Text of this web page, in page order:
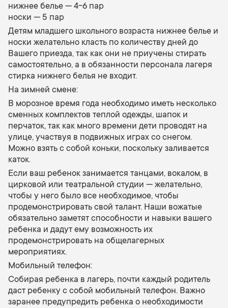
нижнее белье — 4-6 пар
носки — 5 пар
Детям младшего школьного возраста нижнее белье и
носки желательно класть по количеству дней до
Вашего приезда, так как они не приучены стирать
самостоятельно, а в обязанности персонала лагеря
стирка нижнего белья не входит.
На зимней смене:
В морозное время года необходимо иметь несколько
сменных комплектов теплой одежды, шапок и
перчаток, так как много времени дети проводят на
улице, участвуя в подвижных играх со снегом.
Можно взять с собой коньки, поскольку заливается
каток.
Если ваш ребенок занимается танцами, вокалом, в
цирковой или театральной студии — желательно,
чтобы у него было все необходимое, чтобы
продемонстрировать свой талант. Наши вожатые
обязательно заметят способности и навыки вашего
ребенка и дадут ему возможность их
продемонстрировать на общелагерных
мероприятиях.
Мобильный телефон:
Собирая ребенка в лагерь, почти каждый родитель
даст ребенку с собой мобильный телефон. Важно
заранее предупредить ребенка о необходимости